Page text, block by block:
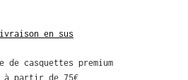
en sus
casquettes premium
partir de 75€